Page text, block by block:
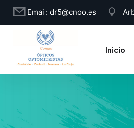
Email: dr5@cnoo.es
Inicio